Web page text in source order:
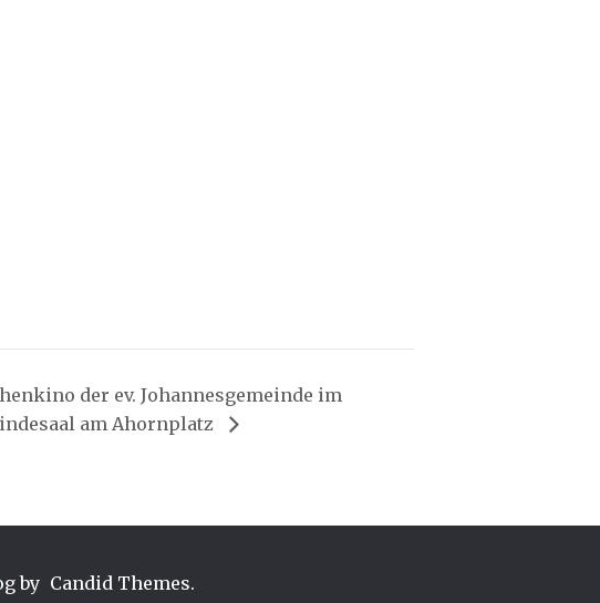
der ev. Johannesgemeinde im
am Ahornplatz
by Candid Themes.